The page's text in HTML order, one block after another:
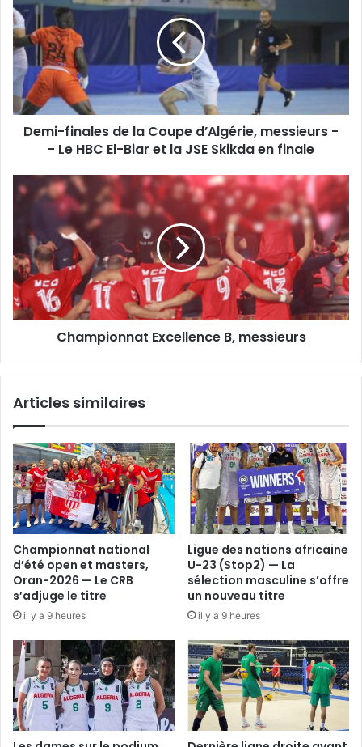
de
la
Coupe
d’Algérie,
messieurs
-
-
et
JSE
Skikda
en
finale
Demi-finales de la Coupe d’Algérie, messieurs -
- Le HBC El-Biar et la JSE Skikda en finale
Championnat
Excellence
messieurs
Championnat Excellence B, messieurs
Articles similaires
Championnat national
d’été open et masters,
Oran-2026 — Le CRB
s’adjuge le titre
il y a 9 heures
Ligue des nations africaine
U-23 (Stop2) — La
sélection masculine s’offre
un nouveau titre
il y a 9 heures